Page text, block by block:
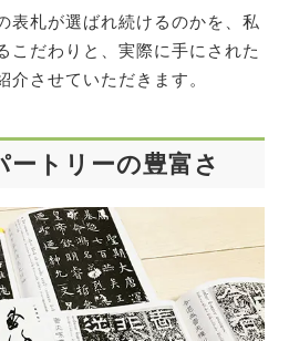
表札が選ばれ続けるのかを、私
こだわりと、実際に手にされた
介させていただきます。
ートリーの豊富さ